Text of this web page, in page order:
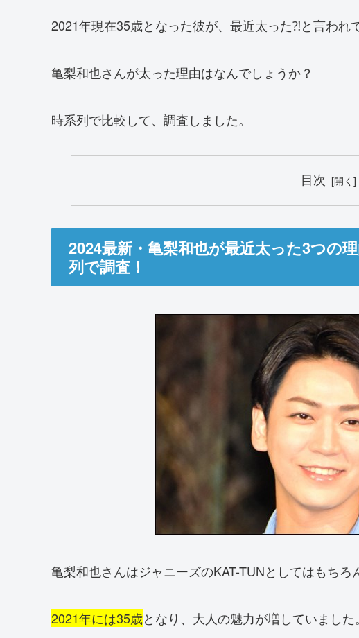
2021年現在35歳となった彼が、最近太った⁈と言われ
亀梨和也さんが太った理由はなんでしょうか？
時系列で比較して、調査しました。
目次
2024最新・亀梨和也が最近太った3つの
列で調査！
亀梨和也さんはジャニーズのKAT-TUNとしてはもちろ
2021年には35歳となり、大人の魅力が増していました。